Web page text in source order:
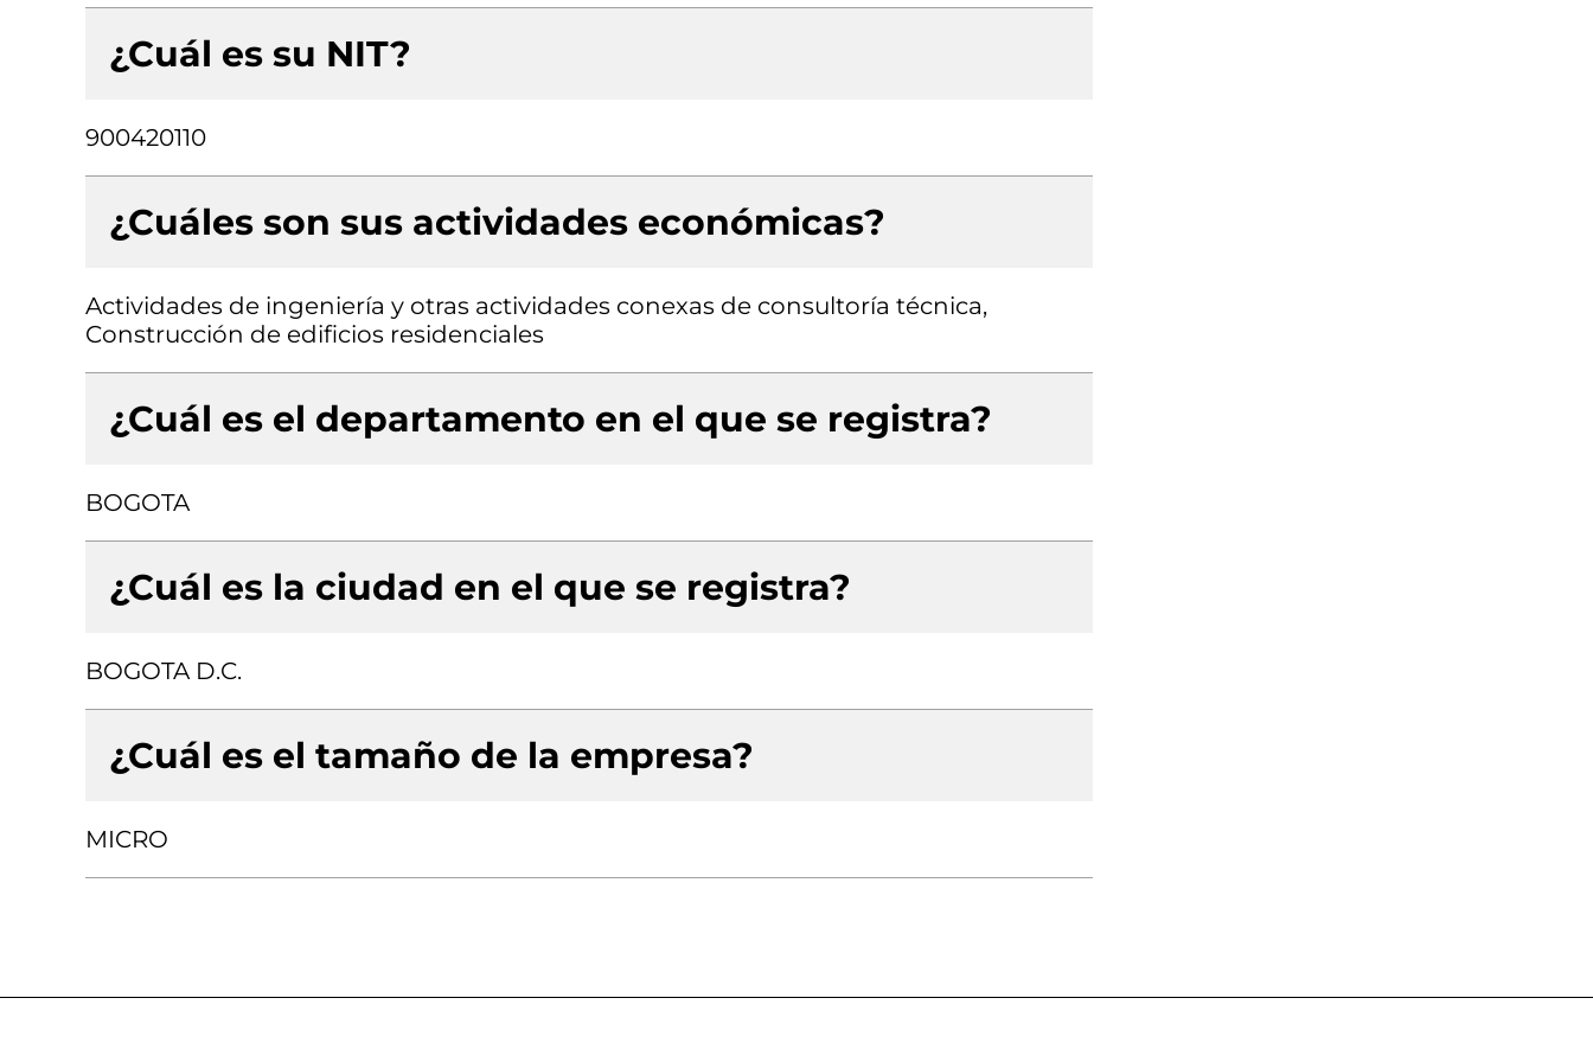
¿Cuál es su NIT?
900420110
¿Cuáles son sus actividades económicas?
Actividades de ingeniería y otras actividades conexas de consultoría técnica,
Construcción de edificios residenciales
¿Cuál es el departamento en el que se registra?
BOGOTA
¿Cuál es la ciudad en el que se registra?
BOGOTA D.C.
¿Cuál es el tamaño de la empresa?
MICRO